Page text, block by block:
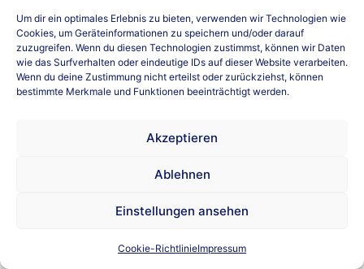
Um dir ein optimales Erlebnis zu bieten, verwenden wir Technologien wie
Cookies, um Geräteinformationen zu speichern und/oder darauf
zuzugreifen. Wenn du diesen Technologien zustimmst, können wir Daten
wie das Surfverhalten oder eindeutige IDs auf dieser Website verarbeiten.
Wenn du deine Zustimmung nicht erteilst oder zurückziehst, können
bestimmte Merkmale und Funktionen beeinträchtigt werden.
Akzeptieren
Ablehnen
Einstellungen ansehen
Cookie-RichtlinieImpressum
GTS Leibnitz
T +43 676 84 92 02 231
WICHTIGE LINKS
Gemeinde Leibnitz
BH Leibnitz
Bildungsdirektion
Datenschutz